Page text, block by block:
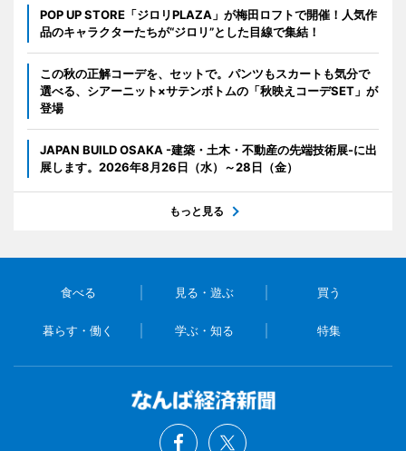
POP UP STORE「ジロリPLAZA」が梅田ロフトで開催！人気作
品のキャラクターたちが“ジロリ”とした目線で集結！
この秋の正解コーデを、セットで。パンツもスカートも気分で
選べる、シアーニット×サテンボトムの「秋映えコーデSET」が
登場
JAPAN BUILD OSAKA -建築・土木・不動産の先端技術展-に出
展します。2026年8月26日（水）～28日（金）
もっと見る
食べる 見る・遊ぶ 買う
暮らす・働く 学ぶ・知る 特集